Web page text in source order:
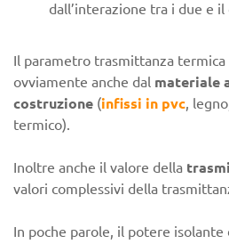
dall’interazione tra i due e
Il parametro trasmittanza
ovviamente anche dal materiale
costruzione (infissi in pvc,
termico).
Inoltre anche il valore della
valori complessivi della
In poche parole, il potere isolante